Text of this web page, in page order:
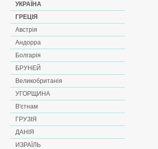
УКРАЇНА
ГРЕЦІЯ
Австрія
Андорра
Болгарія
БРУНЕЙ
Великобританія
УГОРЩИНА
В'єтнам
ГРУЗІЯ
ДАНІЯ
ИЗРАЇЛЬ